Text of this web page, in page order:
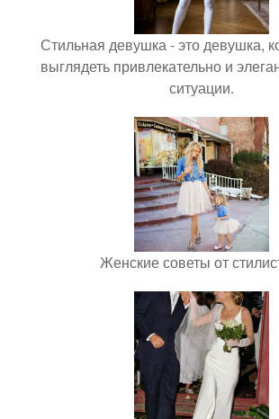
Стильная девушка - это девушка,
выглядеть привлекательно и
ситуации.
Женские советы от